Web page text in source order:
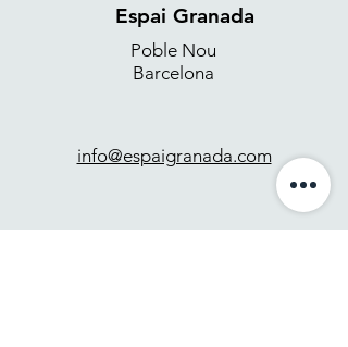
Espai Granada
Poble Nou
Barcelona
info@espaigranada.com